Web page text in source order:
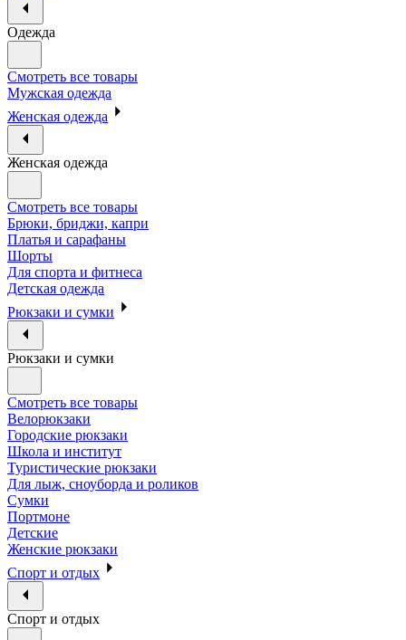
Одежда
Смотреть все товары
Мужская одежда
Женская одежда
Женская одежда
Смотреть все товары
Брюки, бриджи, капри
Платья и сарафаны
Шорты
Для спорта и фитнеса
Детская одежда
Рюкзаки и сумки
Рюкзаки и сумки
Смотреть все товары
Велорюкзаки
Городские рюкзаки
Школа и институт
Туристические рюкзаки
Для лыж, сноуборда и роликов
Сумки
Портмоне
Детские
Женские рюкзаки
Спорт и отдых
Спорт и отдых